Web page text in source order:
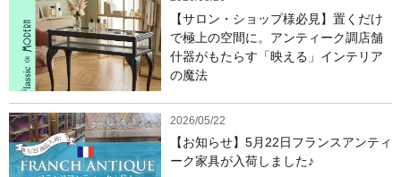
【サロン・ショップ様必見】置くだけ
で極上の空間に。アンティーク調店舗
什器がもたらす「映える」インテリア
の魔法
2026/05/22
【お知らせ】5月22日フランスアンティ
ーク家具が入荷しました♪